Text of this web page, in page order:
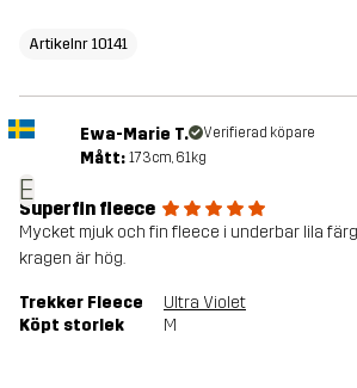
Artikelnr 10141
E
Ewa-Marie T. Verifierad köpare
Mått: 173cm, 61kg
Superfin fleece
Mycket mjuk och fin fleece i underbar lila
kragen är hög.
Trekker Fleece
Ultra Violet
Köpt storlek
M